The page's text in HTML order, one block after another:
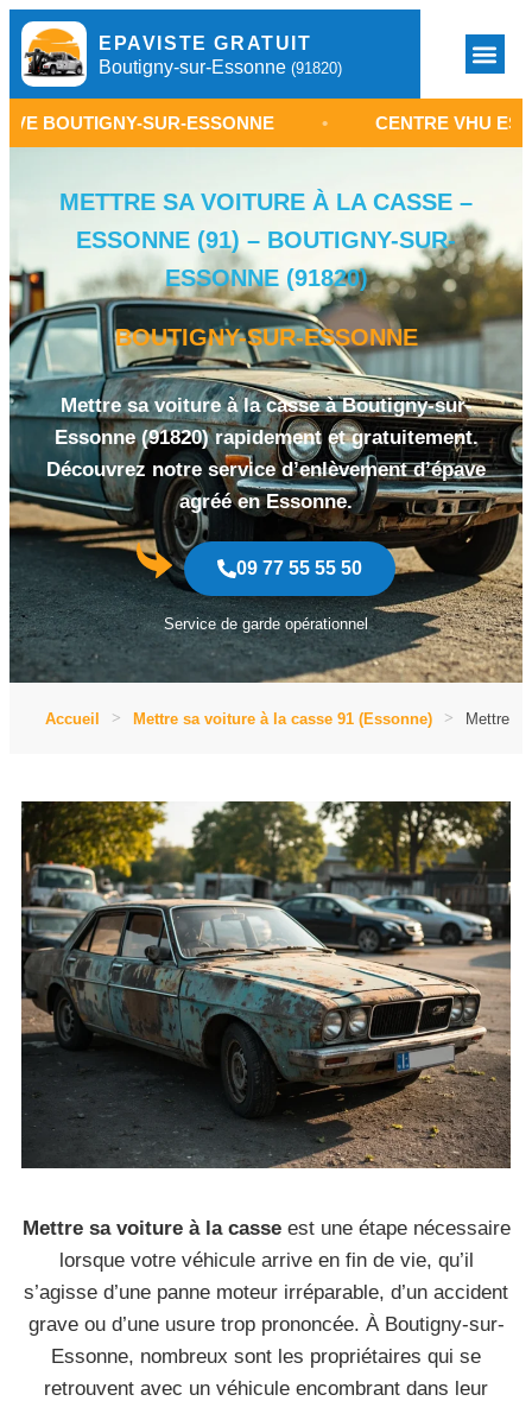
EPAVISTE GRATUIT
Boutigny-sur-Essonne (91820)
SUR-ESSONNE • CENTRE VHU ESSONNE 91
METTRE SA VOITURE À LA CASSE –
ESSONNE (91) – BOUTIGNY-SUR-
ESSONNE (91820)
BOUTIGNY-SUR-ESSONNE
Mettre sa voiture à la casse à Boutigny-sur-
Essonne (91820) rapidement et gratuitement.
Découvrez notre service d’enlèvement d’épave
agréé en Essonne.
09 77 55 55 50
Service de garde opérationnel
Accueil Mettre sa voiture à la casse 91 (Essonne) Mettre
Mettre sa voiture à la casseest une étape nécessaire
lorsque votre véhicule arrive en fin de vie, qu’il
s’agisse d’une panne moteur irréparable, d’un accident
grave ou d’une usure trop prononcée. À Boutigny-sur-
Essonne, nombreux sont les propriétaires qui se
retrouvent avec un véhicule encombrant dans leur